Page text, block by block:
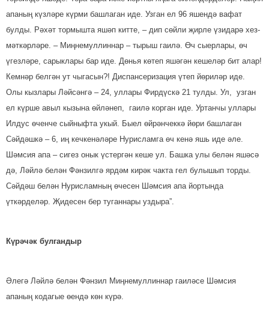
апаның күзләре күрми башлаган иде. Узган ел 96 яшендә вафат
булды. Рәхәт тормышта яшәп китте, – дип сөйли җирле үзидарә хез­
мәткәрләре. – Миңнемуллиннар – тырыш гаилә. Өч сыерлары, өч
үгезләре, сарыклары бар иде. Дөнья көтеп яшәгән кешеләр бит алар!
Кемнәр белгән ут чыгасын?! Диспансеризация үтеп йөриләр иде.
Олы кызлары Ләйсәнгә – 24, уллары Фирдүскә 21 тулды. Ул, узган
ел күрше авыл кызына өйләнеп, гаилә корган иде. Уртанчы уллары
Илдус өченче сыйныфта укый. Быел өйрәнчеккә йөри башлаган
Сәйдәшкә – 6, иң кечкенәләре Нурисламга өч кенә яшь иде әле.
Шәмсия апа – сигез онык үстергән кеше ул. Башка улы белән яшәсә
дә, Ләйлә белән Фәнзилгә ярдәм кирәк чакта гел булышып торды.
Сәйдәш белән Нурисламның өчесен Шәм­сия апа йортында
үткәрделәр. Җидесен бер туганнары уздыра”.
Күрәчәк булгандыр
Әлегә Ләйлә белән Фәнзил Миң­немуллиннар гаиләсе Шәмсия
апаның кодагые өендә көн күрә.